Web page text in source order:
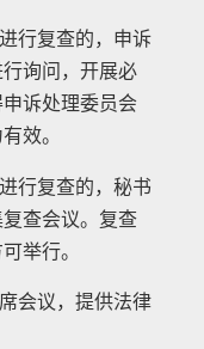
行复查的，申诉
询问，开展必
诉处理委员会
效。
行复查的，秘书
查会议。复查
举行。
会议，提供法律